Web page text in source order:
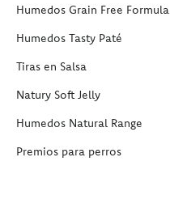
Humedos Grain Free Formula
Humedos Tasty Paté
Tiras en Salsa
Natury Soft Jelly
Humedos Natural Range
Premios para perros